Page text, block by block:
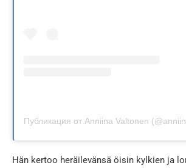
Hän kertoo heräilevänsä öisin kylkien ja